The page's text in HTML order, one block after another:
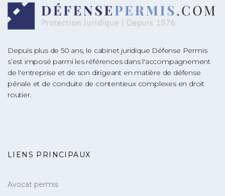
Depuis plus de 50 ans, le cabinet juridique Défense Permis
s’est imposé parmi les références dans l'accompagnement
de l'entreprise et de son dirigeant en matière de défense
pénale et de conduite de contentieux complexes en droit
routier.
LIENS PRINCIPAUX
Avocat permis